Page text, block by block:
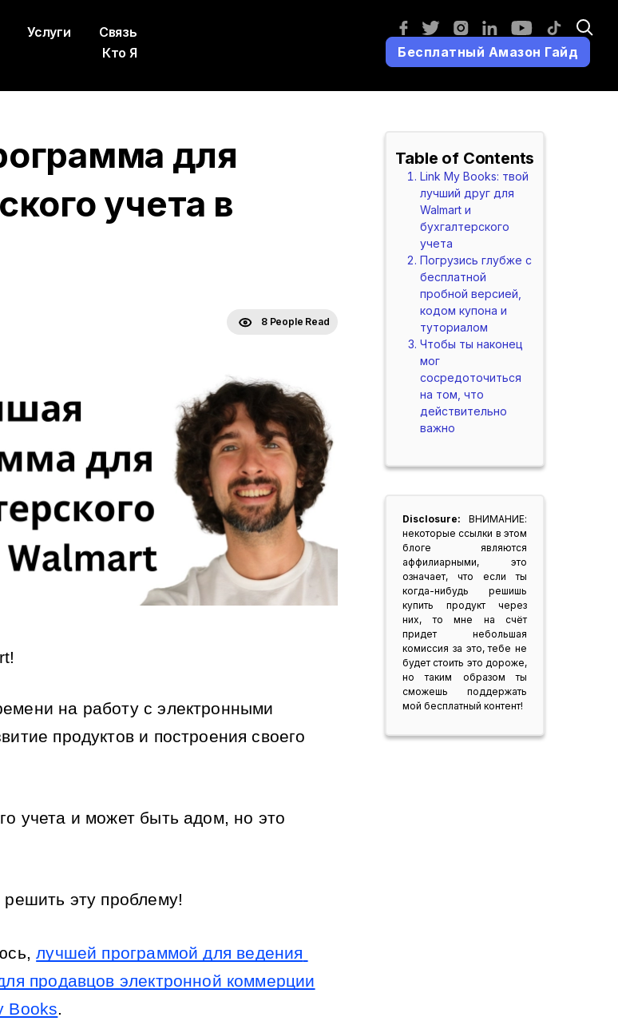
Услуги
Связь
Кто Я
Бесплатный Амазон Гайд
для
учета в
8 People Read
на работу с электронными
продуктов и построения своего
учета и может быть адом, но это
эту проблему!
лучшей программой для ведения
продавцов электронной коммерции
Books.
Table of Contents
Link My Books: твой
лучший друг для
Walmart и
бухгалтерского
учета
Погрузись глубже с
бесплатной
пробной версией,
кодом купона и
туториалом
Чтобы ты наконец
мог
сосредоточиться
на том, что
действительно
важно
Disclosure:
ВНИМАНИЕ:
некоторые ссылки в этом
блоге являются
аффилиарными, это
означает, что если ты
когда-нибудь решишь
купить продукт через
них, то мне на счёт
придет небольшая
комиссия за это, тебе не
будет стоить это дороже,
но таким образом ты
сможешь поддержать
мой бесплатный контент!